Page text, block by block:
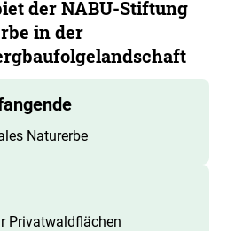
der NABU-Stiftung
in der
Naturerbe
Privatwaldflächen